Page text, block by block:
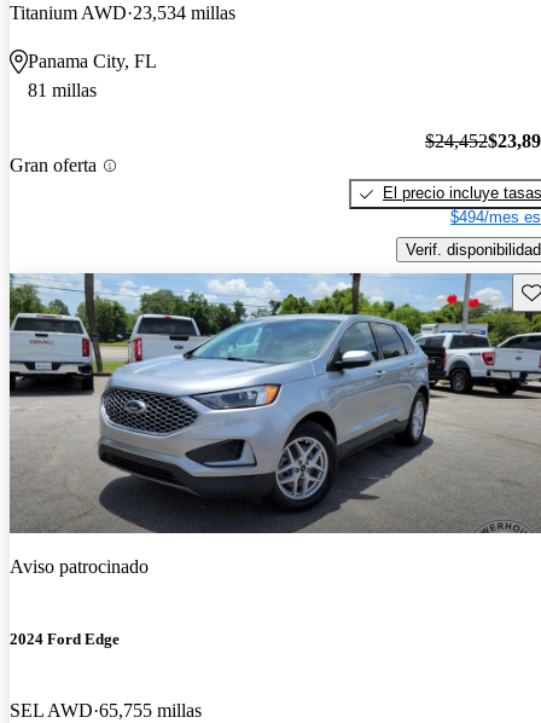
Titanium AWD 23,534 millas
Panama City, FL
81 millas
Gran oferta
$24,452
El precio incluye tasas
$494/mes
Verif. disponibilidad
Aviso patrocinado
2024 Ford Edge
SEL AWD 65,755 millas